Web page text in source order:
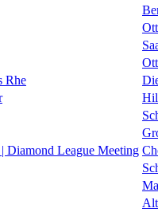
Rhe
Diamond League Meeting